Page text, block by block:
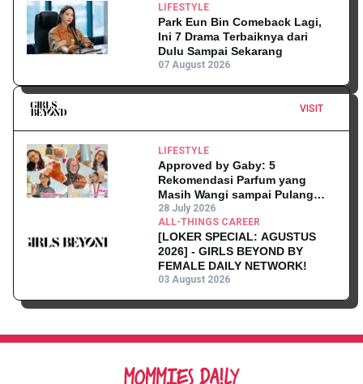
LIFESTYLE
Park Eun Bin Comeback Lagi,
Ini 7 Drama Terbaiknya dari
Dulu Sampai Sekarang
07 August 2026
VISIT
LIFESTYLE
Approved by Gaby: 5
Rekomendasi Parfum yang
Masih Wangi sampai Pulang
Kantor
28 July 2026
ALL-THINGS CAREER
[LOKER SPECIAL: AGUSTUS
2026] - GIRLS BEYOND BY
FEMALE DAILY NETWORK!
03 August 2026